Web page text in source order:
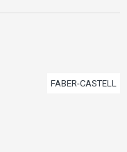
FABER-CASTELL